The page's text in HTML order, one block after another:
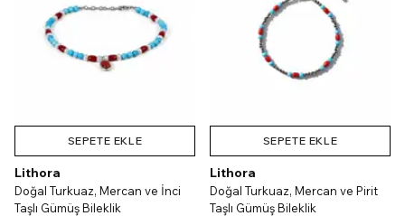
SEPETE EKLE
Lithora
Doğal Turkuaz, Mercan ve İnci
Taşlı Gümüş Bileklik
SEPETE EKLE
Lithora
Doğal Turkuaz, Mercan ve Pirit
Taşlı Gümüş Bileklik